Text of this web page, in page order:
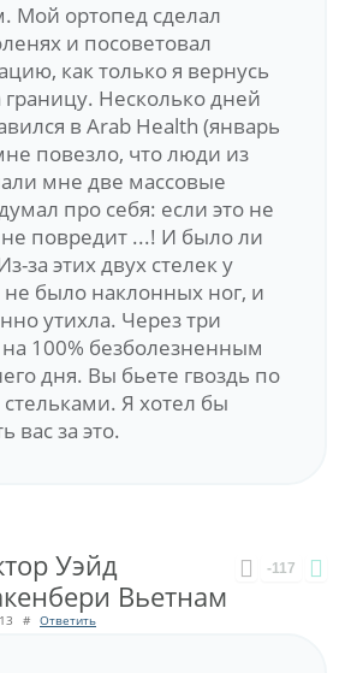
Мой ортопед сделал
и посоветовал
как только я вернусь
границу. Несколько дней
в Arab Health (январь
повезло, что люди из
мне две массовые
про себя: если это не
повредит ...! И было ли
за этих двух стелек у
было наклонных ног, и
утихла. Через три
100% безболезненным
дня. Вы бьете гвоздь по
Я хотел бы
вас за это.
-117
Уэйд
Вьетнам
# Ответить